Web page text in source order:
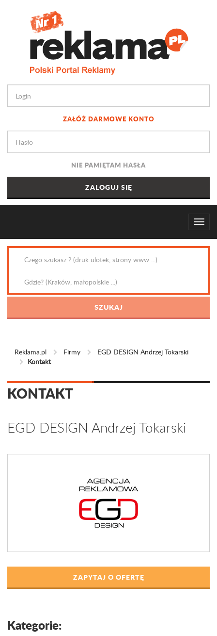
ZAŁÓŻ DARMOWE KONTO
NIE PAMIĘTAM HASŁA
Reklama.pl Firmy
EGD DESIGN Andrzej Tokarski
Kontakt
KONTAKT
EGD DESIGN Andrzej Tokarski
ZAPYTAJ O OFERTĘ
Kategorie: